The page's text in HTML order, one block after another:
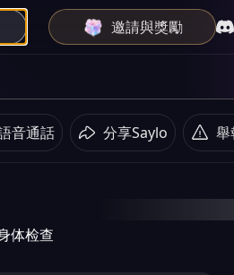
邀請與獎勵
音通話 分享Saylo 舉
体检查